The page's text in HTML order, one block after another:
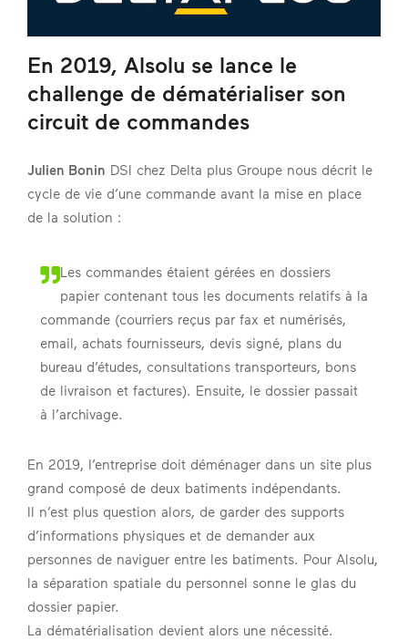
En 2019, Alsolu se lance le
challenge de dématérialiser son
circuit de commandes
Julien Bonin DSI chez Delta plus Groupe nous décrit le
cycle de vie d’une commande avant la mise en place
de la solution :
Les commandes étaient gérées en dossiers
papier contenant tous les documents relatifs à la
commande (courriers reçus par fax et numérisés,
email, achats fournisseurs, devis signé, plans du
bureau d’études, consultations transporteurs, bons
de livraison et factures). Ensuite, le dossier passait
à l’archivage.
En 2019, l’entreprise doit déménager dans un site plus
grand composé de deux batiments indépendants.
Il n’est plus question alors, de garder des supports
d’informations physiques et de demander aux
personnes de naviguer entre les batiments. Pour Alsolu,
la séparation spatiale du personnel sonne le glas du
dossier papier.
La dématérialisation devient alors une nécessité.